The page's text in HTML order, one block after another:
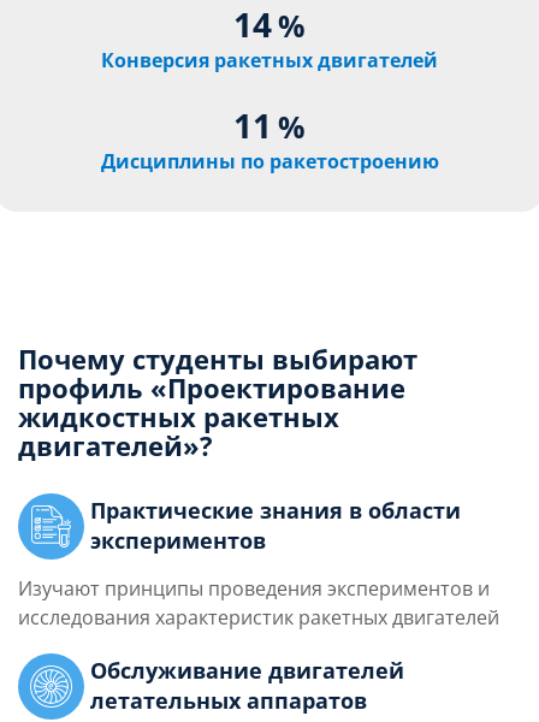
14%
Конверсия ракетных двигателей
11 %
Дисциплины по ракетостроению
Почему студенты выбирают
профиль «Проектирование
жидкостных ракетных
двигателей»?
Практические знания в области
экспериментов
Изучают принципы проведения экспериментов и
исследования характеристик ракетных двигателей
Обслуживание двигателей
летательных аппаратов